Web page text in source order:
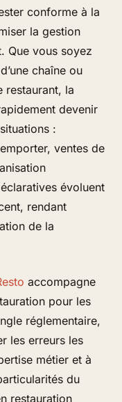
conforme à la
la gestion
Que vous soyez
chaîne ou
restaurant, la
devenir
:
ventes de
évoluent
rendant
de la
accompagne
pour les
réglementaire,
les erreurs les
métier et à
du
restauration